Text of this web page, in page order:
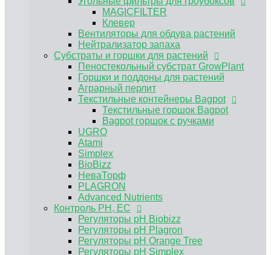
Simplex
BioBizz
НеваТорф
PLAGRON
Advanced Nutrients
Контроль PH, EC
Регуляторы pH Biobizz
Регуляторы pH Plagron
Регуляторы pH Orange Tree
Регуляторы pH Simplex
E-MODE регуляторы рН
Регуляторы pH Terra Aquatica (GHE)
Измерение pH EC TDS
Растворы для хранения электродов,
калибровочные растворы
Инструменты и аксессуары
Мешки для экстракции
Электронные весы
Садовый инвентарь
Регуляторы влажности
Сушилки для растений
Розетка - таймер
Подвесы
MAGICFILTER
Клевер
Вентиляторы для обдува растений
Нейтрализатор запаха
Субстраты и горшки для растений
Пеностекольный субстрат GrowPlant
Горшки и поддоны для растений
Аграрный перлит
Текстильные контейнеры Bagpot
Текстильные горшок Bagpot
Bagpot горшок с ручками
UGRO
Atami
Simplex
BioBizz
НеваТорф
PLAGRON
Advanced Nutrients
Контроль PH, EC
Регуляторы pH Biobizz
Регуляторы pH Plagron
Регуляторы pH Orange Tree
Регуляторы pH Simplex